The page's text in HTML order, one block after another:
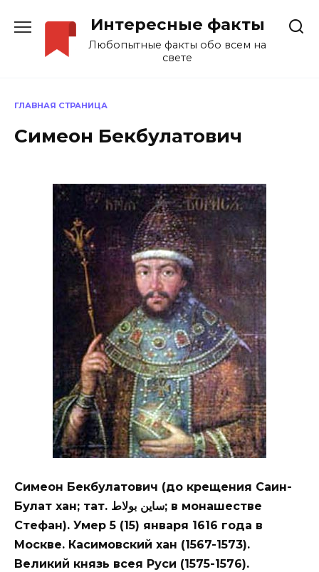
содержанию
Интересные факты
Любопытные факты обо всем на
свете
ГЛАВНАЯ СТРАНИЦА
Симеон Бекбулатович
Симеон Бекбулатович (до крещения Саин-
Булат хан; тат. ساین بولاط; в монашестве
Стефан). Умер 5 (15) января 1616 года в
Москве. Касимовский хан (1567-1573).
Великий князь всея Руси (1575-1576).